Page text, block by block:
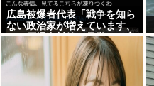
広島被爆者代表「戦争を知ら
ない政治家が増えています、
ぜひ原爆資料館に見学へ」高
市早苗「はぁ…(ため息)」ジ
ロッ